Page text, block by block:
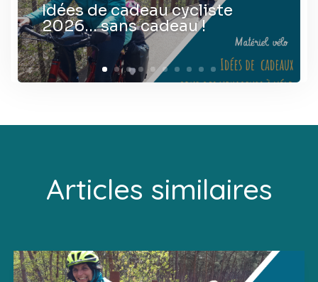
Idées de cadeau cycliste
2026… sans cadeau !
Articles similaires